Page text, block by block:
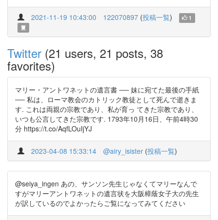
2021-11-19 10:43:00 122070897 (投稿一覧) 1
Twitter (21 users, 21 posts, 38
favorites)
マリー・アントワネットの遺言書 ── 妹に宛てた最後の手紙
── 私は、ローマ教会のカトリック教徒として死んで逝きま
す. これは両親の宗教であり、私が育っ てきた宗教であり、
いつも公言してきた宗教です. 1793年10月16日、午前4時30
分 https://t.co/AqfLOuIjYJ
2023-04-08 15:33:14 @airy_isister (投稿一覧)
@seiya_ingen あの、サンソン先生じゃなくてマリーなんで
すがマリーアントワネットの遺言状を大阪樟蔭女子大の先生
が訳しているのでよかったらご覧になってみてください